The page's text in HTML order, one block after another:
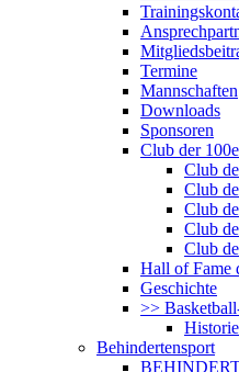
Termine
Mannschaften
Downloads
Sponsoren
Club der
Club
Club
Club
Club
Club
Hall of Fame
Geschichte
>>
Historie
Behindertensport